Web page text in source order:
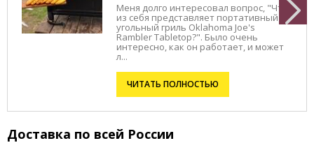
Меня долго интересовал вопрос, "Что
из себя представляет портативный
угольный гриль Oklahoma Joe's
Rambler Tabletop?". Было очень
интересно, как он работает, и может
л...
ЧИТАТЬ ПОЛНОСТЬЮ
Доставка по всей России